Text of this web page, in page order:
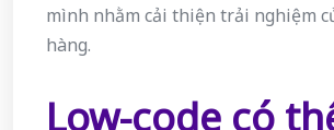
mình nhằm cải thiện trải nghiệm
hàng.
Low-code có